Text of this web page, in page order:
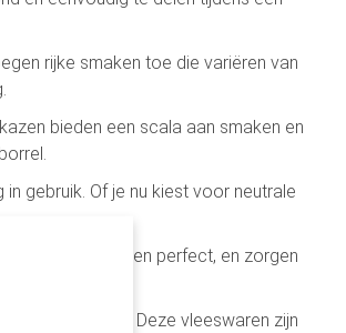
rijke smaken toe die variëren van
bieden een scala aan smaken en
gebruik. Of je nu kiest voor neutrale
hapjes en kazen perfect, en zorgen
ingrediënten. Deze vleeswaren zijn